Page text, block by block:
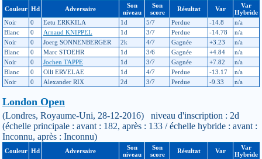
Couleur Hd Adversaire
Son
niveau
Son
score
Résultat Var
Var
Hybride
Noir
0 Eetu ERKKILA 1d 5/7 Perdue -14.8
n/a
Blanc
0 Arnaud KNIPPEL 1d 3/7 Perdue -14.78
n/a
Noir
0 Joerg SONNENBERGER 2k 4/7 Gagnée +3.23
n/a
Blanc
0 Marc STOEHR 1d 3/6 Gagnée +4.84
n/a
Noir
0 Jochen TAPPE 1d 3/7 Gagnée +7.82
n/a
Blanc
0 Olli ERVELAE 1d 4/7 Perdue -13.17
n/a
Noir
0 Alexander RIX 2d 3/7 Perdue -9.33 n/a
London Open
(Londres, Royaume-Uni, 28-12-2016) niveau d'inscription : 2d
(échelle principale : avant : 182, après : 133 / échelle hybride : avant :
Inconnu, après : Inconnu)
Couleur Hd Adversaire
Son
niveau
Son
score
Résultat Var
Var
Hybride